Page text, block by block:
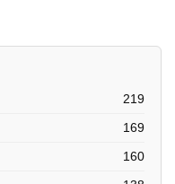
219
169
160